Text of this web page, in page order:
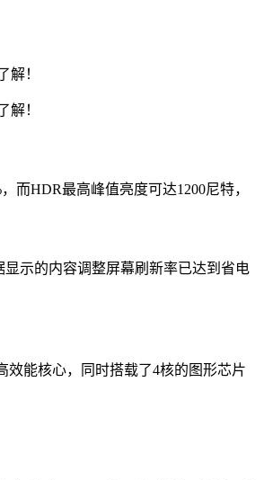
解！
解！
而HDR最高峰值亮度可达1200尼特，
显示的内容调整屏幕刷新率已达到省电
效能核心，同时搭载了4核的图形芯片